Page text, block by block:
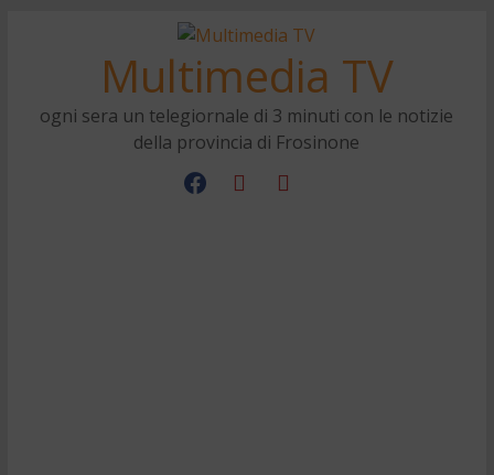
Multimedia TV
ogni sera un telegiornale di 3 minuti con le notizie
della provincia di Frosinone